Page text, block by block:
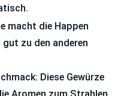
macht die Happen
zu den anderen
Diese Gewürze